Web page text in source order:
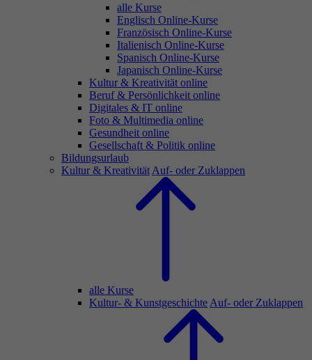
alle Kurse
Englisch Online-Kurse
Französisch Online-Kurse
Italienisch Online-Kurse
Spanisch Online-Kurse
Japanisch Online-Kurse
Kultur & Kreativität online
Beruf & Persönlichkeit online
Digitales & IT online
Foto & Multimedia online
Gesundheit online
Gesellschaft & Politik online
Bildungsurlaub
Kultur & Kreativität Auf- oder Zuklappen
alle Kurse
Kultur- & Kunstgeschichte Auf- oder Zuklappen